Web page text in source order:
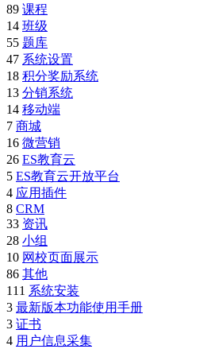
89 课程
14 班级
55 题库
47 系统设置
18 积分奖励系统
13 分销系统
14 移动端
7 商城
16 微营销
26 ES教育云
5 ES教育云开放平台
4 应用插件
8 CRM
33 资讯
28 小组
10 网校页面展示
86 其他
111 系统安装
3 最新版本功能使用手册
3 证书
4 用户信息采集